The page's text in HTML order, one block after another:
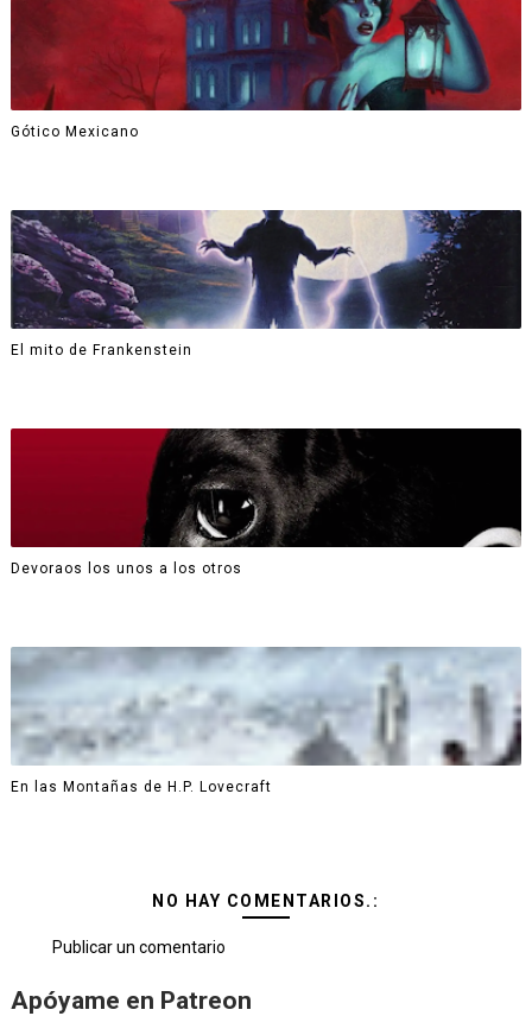
Gótico Mexicano
El mito de Frankenstein
Devoraos los unos a los otros
En las Montañas de H.P. Lovecraft
NO HAY COMENTARIOS.:
Publicar un comentario
Apóyame en Patreon